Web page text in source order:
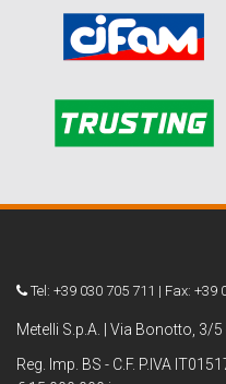
Tel: +39 030 705 711 | Fax: +39
Metelli S.p.A. | Via Bonotto, 3/
Reg. Imp. BS - C.F. P.IVA